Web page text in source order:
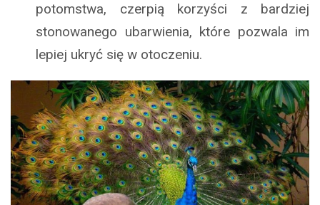
potomstwa, czerpią korzyści z bardziej
stonowanego ubarwienia, które pozwala im
lepiej ukryć się w otoczeniu.